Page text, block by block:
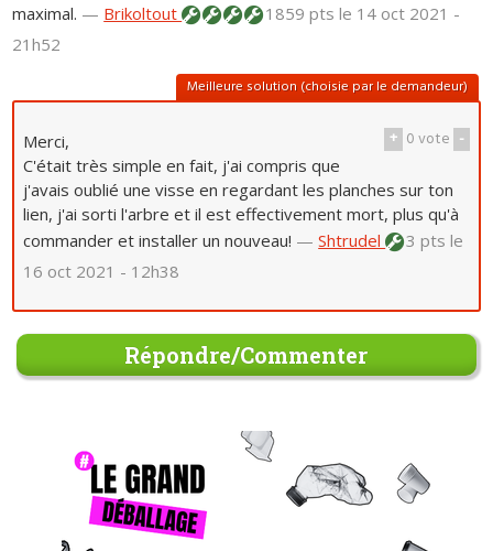
maximal. — Brikoltout 1859 ptsle 14 oct 2021 -
21h52
Meilleure solution (choisie par le demandeur)
+ 0vote -
Merci,
C'était très simple en fait, j'ai compris que
j'avais oublié une visse en regardant les planches sur ton
lien, j'ai sorti l'arbre et il est effectivement mort, plus qu'à
commander et installer un nouveau! —Shtrudel 3 ptsle
16 oct 2021 - 12h38
Répondre/Commenter